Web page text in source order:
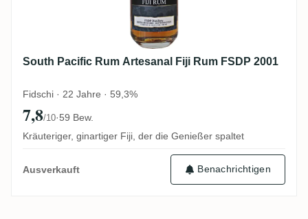
South Pacific Rum Artesanal Fiji Rum FSDP 2001
Fidschi · 22 Jahre · 59,3%
7,8/10·59 Bew.
Kräuteriger, ginartiger Fiji, der die Genießer spaltet
Ausverkauft Benachrichtigen